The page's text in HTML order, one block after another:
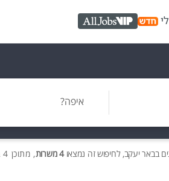
AllJobs VIP
איפה?
בבאר יעקב, לחיפוש זה נמצאו4 משרות , מתוכן 4 בלוח החם חינם!